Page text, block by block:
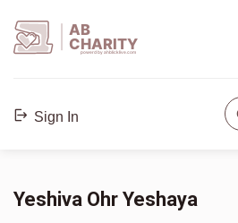
AB
CHARITY
powerd by ahblicklive.com
Sign In
Yeshiva Ohr Yeshaya